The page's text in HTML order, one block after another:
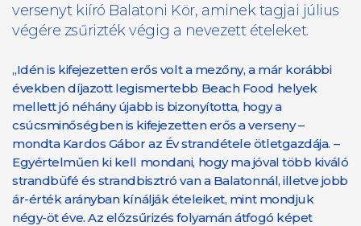
versenyt kiíró Balatoni Kör, aminek tagjai július
végére zsűrizték végig a nevezett ételeket.
„Idén is kifejezetten erős volt a mezőny, a már korábbi
években díjazott legismertebb Beach Food helyek
mellett jó néhány újabb is bizonyította, hogy a
csúcsminőségben is kifejezetten erős a verseny –
mondta Kardos Gábor az Év strandétele ötletgazdája. –
Egyértelműen ki kell mondani, hogy ma jóval több kiváló
strandbüfé és strandbisztró van a Balatonnál, illetve jobb
ár-érték arányban kínálják ételeiket, mint mondjuk
négy-öt éve. Az előzsűrizés folyamán átfogó képet